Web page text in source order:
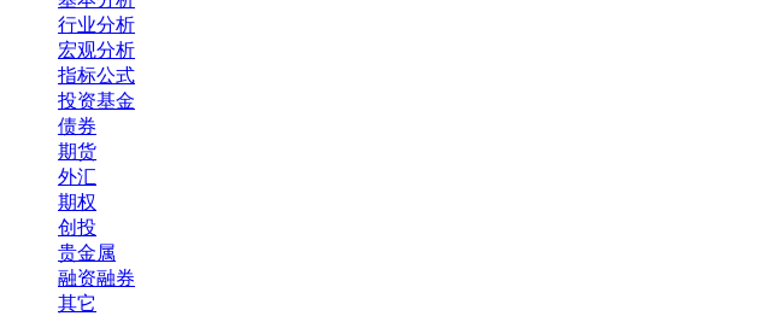
行业分析
宏观分析
指标公式
投资基金
债券
期货
外汇
期权
创投
贵金属
融资融券
其它